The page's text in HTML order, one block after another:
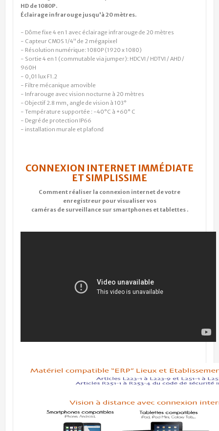
HD de 1080P.
Éclairage infrarouge jusqu'à 20 mètres.
- Dôme fixe 4 en 1 avec éclairage infrarouge de 20 mètres
- Capteur CMOS 1/4” de 2 mégapixel
- Résolution numérique: 1080P (1920 x 1080)
- Sortie 4 en 1 (commutable via jumper): HDCVI / HDTVI / AHD /
960H
- 0,01 lux F1.2
- Filtre mécanique amovible
- Infrarouge avec vision nocturne à 20 mètres
- Objectif 2.8 mm, angle de vision à 103°
- Température supportée : -40°C à +60° C
- Degré de protection IP66
- installation murale et plafond
CONNEXION INTERNET IMMÉDIATE
ET SIMPLISSIME
Comment réaliser la connexion internet de votre
enregistreur pour visualiser vos
caméras de surveillance sur smartphones et tablettes .